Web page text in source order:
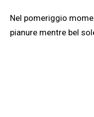
Nel pomeriggio
pianure mentre bel